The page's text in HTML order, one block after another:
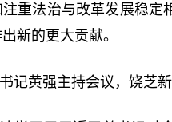
重法治与改革发展稳定
新的更大贡献。
记黄强主持会议，饶芝